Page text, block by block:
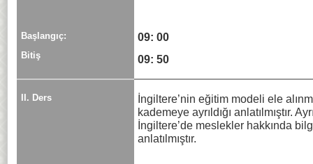
Başlangıç:
Bitiş
09: 00
09: 50
II. Ders
İngiltere’nin eğitim modeli ele
kademeye ayrıldığı anlatılmıştır.
İngiltere’de meslekler hakkında
anlatılmıştır.